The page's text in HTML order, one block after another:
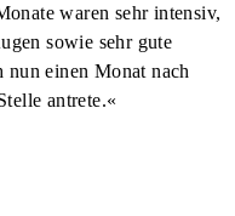
waren sehr intensiv,
sowie sehr gute
nun einen Monat nach
antrete.«